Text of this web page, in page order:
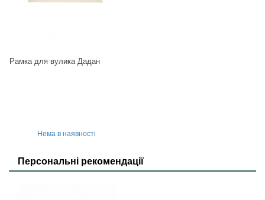
Рамка для вулика Дадан
Нема в наявності
Персональні рекомендації